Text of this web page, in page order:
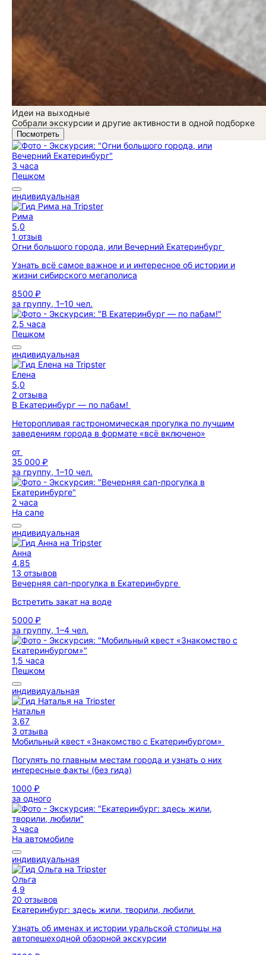
Идеи на выходные
Собрали экскурсии и другие активности в одной подборке
Посмотреть
3 часа
Пешком
индивидуальная
Рима
5,0
1 отзыв
Огни большого города, или Вечерний Екатеринбург
Узнать всё самое важное и и интересное об истории и
жизни сибирского мегаполиса
8500 ₽
за группу, 1–10 чел.
2,5 часа
Пешком
индивидуальная
Елена
5,0
2 отзыва
В Екатеринбург — по пабам!
Неторопливая гастрономическая прогулка по лучшим
заведениям города в формате «всё включено»
от
35 000 ₽
за группу, 1–10 чел.
2 часа
На сапе
индивидуальная
Анна
4,85
13 отзывов
Вечерняя сап-прогулка в Екатеринбурге
Встретить закат на воде
5000 ₽
за группу, 1–4 чел.
1,5 часа
Пешком
индивидуальная
Наталья
3,67
3 отзыва
Мобильный квест «Знакомство с Екатеринбургом»
Погулять по главным местам города и узнать о них
интересные факты (без гида)
1000 ₽
за одного
3 часа
На автомобиле
индивидуальная
Ольга
4,9
20 отзывов
Екатеринбург: здесь жили, творили, любили
Узнать об именах и истории уральской столицы на
автопешеходной обзорной экскурсии